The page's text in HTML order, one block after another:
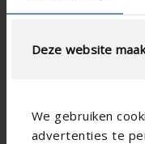
Deze website
We gebruiken
advertenties te